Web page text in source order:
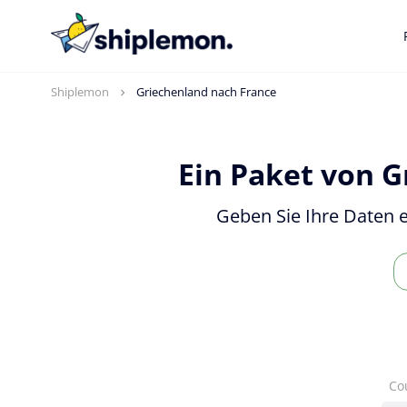
Shiplemon Griechenland nach France
Ein Paket von
Geben Sie Ihre Daten